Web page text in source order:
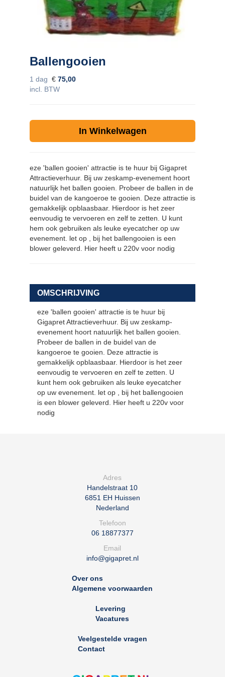
Contact
Ballengooien
1 dag € 75,00
incl. BTW
In Winkelwagen
eze 'ballen gooien' attractie is te huur bij Gigapret
Attractieverhuur. Bij uw zeskamp-evenement hoort
natuurlijk het ballen gooien. Probeer de ballen in de
buidel van de kangoeroe te gooien. Deze attractie is
gemakkelijk opblaasbaar. Hierdoor is het zeer
eenvoudig te vervoeren en zelf te zetten. U kunt
hem ook gebruiken als leuke eyecatcher op uw
evenement. let op , bij het ballengooien is een
blower geleverd. Hier heeft u 220v voor nodig
OMSCHRIJVING
eze 'ballen gooien' attractie is te huur bij
Gigapret Attractieverhuur. Bij uw zeskamp-
evenement hoort natuurlijk het ballen gooien.
Probeer de ballen in de buidel van de
kangoeroe te gooien. Deze attractie is
gemakkelijk opblaasbaar. Hierdoor is het zeer
eenvoudig te vervoeren en zelf te zetten. U
kunt hem ook gebruiken als leuke eyecatcher
op uw evenement. let op , bij het ballengooien
is een blower geleverd. Hier heeft u 220v voor
nodig
Adres
Handelstraat 10
6851 EH Huissen
Nederland
Telefoon
06 18877377
Email
info@gigapret.nl
Over ons
Algemene voorwaarden
Levering
Vacatures
Veelgestelde vragen
Contact